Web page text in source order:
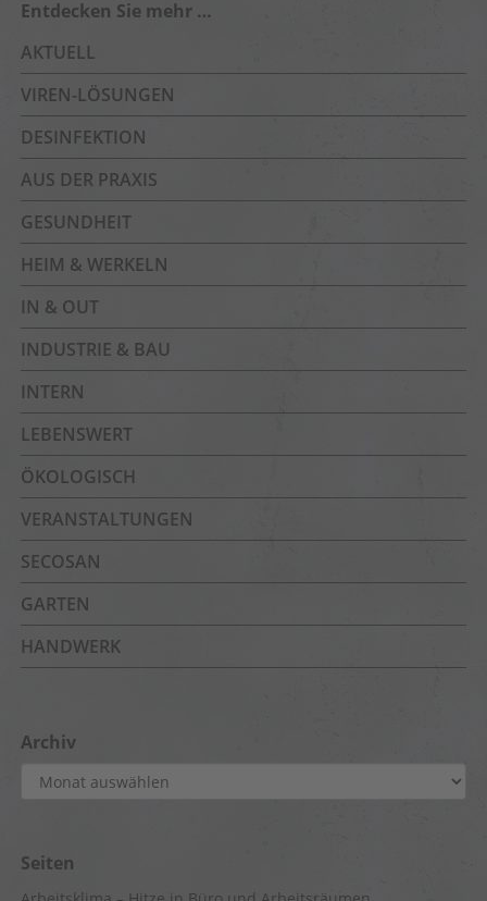
Entdecken Sie mehr …
AKTUELL
VIREN-LÖSUNGEN
DESINFEKTION
AUS DER PRAXIS
GESUNDHEIT
HEIM & WERKELN
IN & OUT
INDUSTRIE & BAU
INTERN
LEBENSWERT
ÖKOLOGISCH
VERANSTALTUNGEN
SECOSAN
GARTEN
HANDWERK
Archiv
Archiv
Seiten